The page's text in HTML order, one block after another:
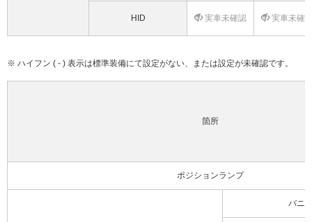
HID 実車未確認 実車未確
※ ハイフン ( - ) 表示は標準装備にて設定がない、または設定が未確認です。
箇所
ポジションランプ
バニ